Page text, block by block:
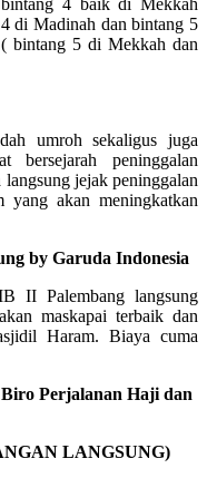
di Madinah dan bintang 5
bintang 5 di Mekkah dan
umroh sekaligus juga
bersejarah peninggalan
langsung jejak peninggalan
akan meningkatkan
by Garuda Indonesia
II Palembang langsung
maskapai terbaik dan
Haram. Biaya cuma
Perjalanan Haji dan
LANGSUNG)